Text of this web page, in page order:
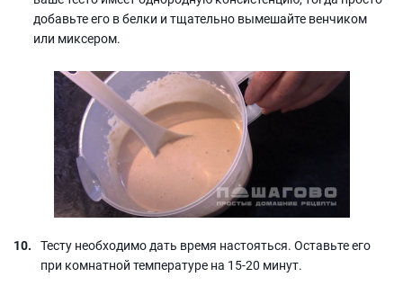
добавьте его в белки и тщательно вымешайте венчиком
или миксером.
Тесту необходимо дать время настояться. Оставьте его
при комнатной температуре на 15-20 минут.